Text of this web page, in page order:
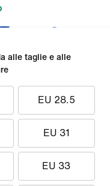
alle taglie e alle
EU 28.5
EU 31
EU 33